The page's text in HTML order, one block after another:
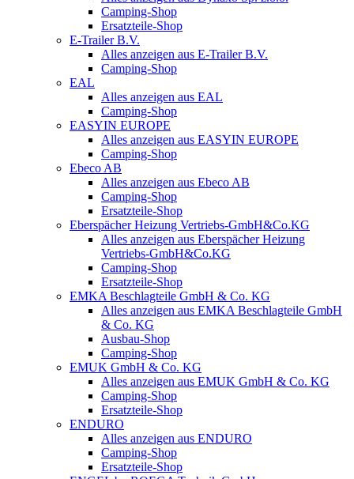
Camping-Shop
Ersatzteile-Shop
E-Trailer B.V.
Alles anzeigen aus E-Trailer B.V.
Camping-Shop
EAL
Alles anzeigen aus EAL
Camping-Shop
EASYIN EUROPE
Alles anzeigen aus EASYIN EUROPE
Camping-Shop
Ebeco AB
Alles anzeigen aus Ebeco AB
Camping-Shop
Ersatzteile-Shop
Eberspächer Heizung Vertriebs-GmbH&Co.KG
Alles anzeigen aus Eberspächer Heizung
Vertriebs-GmbH&Co.KG
Camping-Shop
Ersatzteile-Shop
EMKA Beschlagteile GmbH & Co. KG
Alles anzeigen aus EMKA Beschlagteile GmbH
& Co. KG
Ausbau-Shop
Camping-Shop
EMUK GmbH & Co. KG
Alles anzeigen aus EMUK GmbH & Co. KG
Camping-Shop
Ersatzteile-Shop
ENDURO
Alles anzeigen aus ENDURO
Camping-Shop
Ersatzteile-Shop